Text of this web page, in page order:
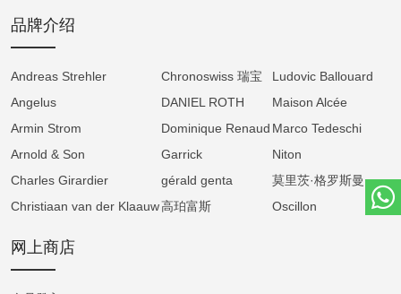
高级制表工艺
每枚 Tribute 1 Green 均展现传统制表工艺。表
壳经手工抛光与拉丝处理，机芯内部饰以日内
瓦波纹、圆形打磨与镜面抛光指桥，皆由品牌
工匠亲手完成。
每枚腕表均经过两次组装——首次确保机械精
美学达到最高标准。
品牌介绍
Andreas Strehler
Angelus
Armin Strom
Arnold & Son
Charles Girardier
Christiaan van der Klaauw
Chronoswiss 瑞宝
DANIEL ROTH
Dominique Renaud
Garrick
gérald genta
高珀富斯
Ludovic Ballouard
Maison Alcée
Marco Tedeschi
Niton
莫里茨·格罗斯曼
Oscillon
网上商店